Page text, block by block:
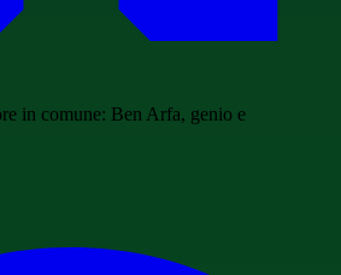
in comune: Ben Arfa, genio e